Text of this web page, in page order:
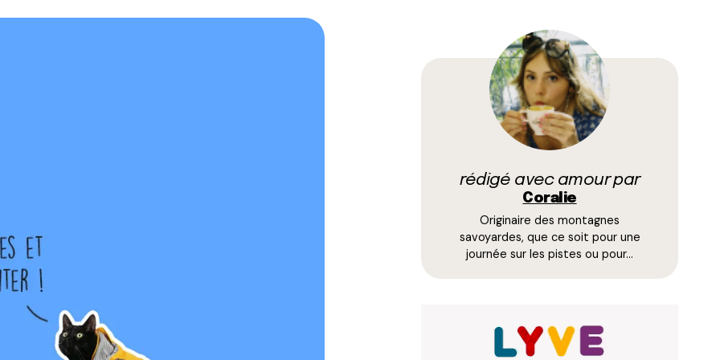
rédigé avec amour par
Coralie
Originaire des montagnes
savoyardes, que ce soit pour une
journée sur les pistes ou pour…